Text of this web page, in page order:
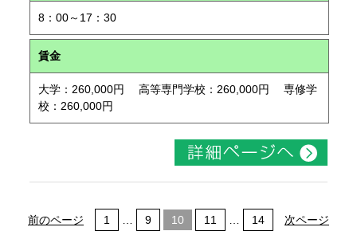
8：00～17：30
賃金
大学：260,000円 高等専門学校：260,000円 専修学
校：260,000円
前のページ 1 9 10 11 14 次ページ